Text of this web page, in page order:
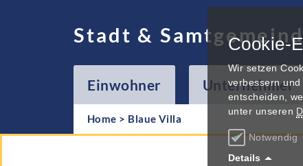
Stadt &
Einwohner Unternehmer
Home > Blaue Villa
Cookie-
Wir setzen
verbessern
entscheiden,
unter unseren
Notwendig
Details